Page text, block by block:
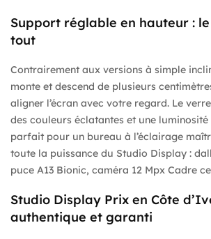
Support réglable en hauteur :
tout
Contrairement aux versions à simple
monte et descend de plusieurs
aligner l’écran avec votre regard. Le
des couleurs éclatantes et une luminosité
parfait pour un bureau à l’éclairage
toute la puissance du Studio Display :
puce A13 Bionic, caméra 12 Mpx Cadre
Studio Display Prix en Côte
authentique et garanti